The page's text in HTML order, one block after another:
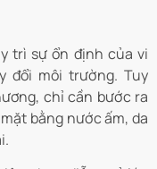
trì sự ổn định của vi
đổi môi trường. Tuy
chỉ cần bước ra
bằng nước ấm, da